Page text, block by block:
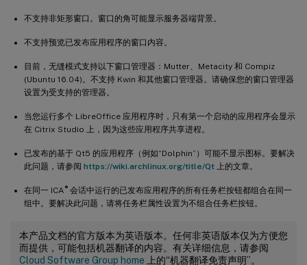
不支持非矩形窗口。窗口的角可能显示服务器端背景。
不支持预览已发布应用程序的窗口内容。
目前，无缝模式支持以下窗口管理器：Mutter、Metacity 和 Compiz
(Ubuntu 16.04)。不支持 Kwin 和其他窗口管理器。请确保您的窗口管理器
设置为受支持的管理器。
当您运行多个 LibreOffice 应用程序时，只有第一个启动的应用程序会显示
在 Citrix Studio 上，因为这些应用程序共享进程。
已发布的基于 Qt5 的应用程序（例如“Dolphin”）可能不显示图标。要解决
此问题，请参阅 https://wiki.archlinux.org/title/Qt 上的文章。
在同一 ICA ®会话中运行的已发布应用程序的所有任务栏按钮都组合在同一
组中。要解决此问题，请将任务栏属性设置为不组合任务栏按钮。
本产品文档的官方版本为英语版本。任何非英语版本仅为方便您
而提供，可能包括机器翻译的内容。有关详细信息，请参阅
Cloud Software Group home 上的“机器翻译免责声明”。